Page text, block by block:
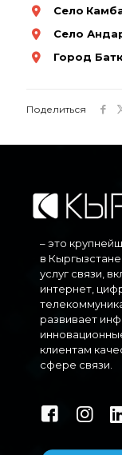
Село
Село
Город
Поделиться
– это
в
услуг связи,
интернет,
развивает
клиентам
сфере связи.